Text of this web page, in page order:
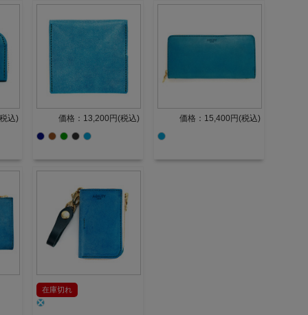
込) 価格：13,200円(税込) 価格：15,400円(税込)
在庫切れ